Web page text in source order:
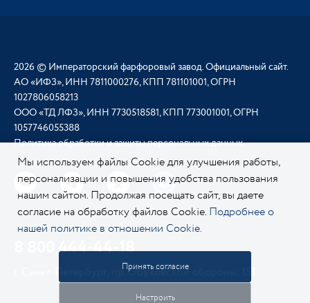
2026 © Императорский фарфоровый завод. Официальный сайт.
АО «ИФЗ», ИНН 7811000276, КПП 781101001, ОГРН
1027806058213
ООО «ТД ЛФЗ», ИНН 7730518581, КПП 773001001, ОГРН
1057746055388
Политика обработки и защиты персональных данных
8 800 444-44-18
г. Санкт-Петербург, пр. Обуховской обороны, 151
Мы используем файлы Cookie для улучшения работы,
персонализации и повышения удобства пользования
нашим сайтом. Продолжая посещать сайт, вы даете
согласие на обработку файлов Cookie. Подробнее о
нашей политике в отношении Cookie.
Принять согласие
Настроить